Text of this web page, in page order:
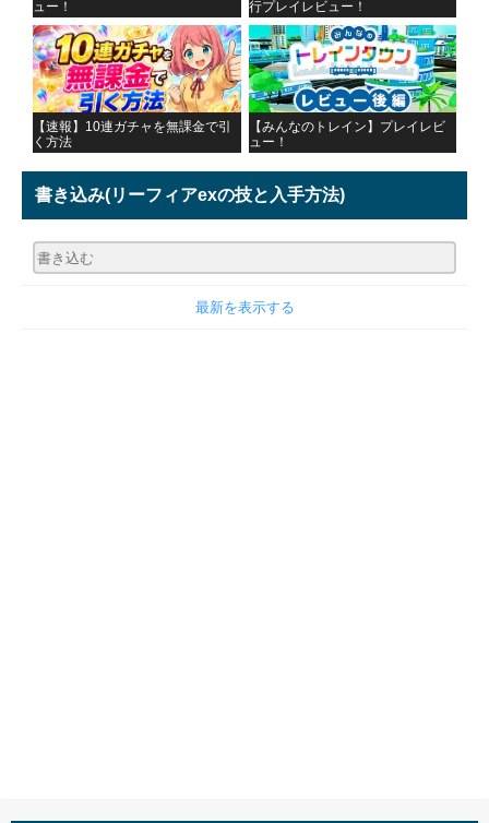
ュー！ 行プレイレビュー！
【速報】10連ガチャを無課金で引
く方法
【みんなのトレイン】プレイレビ
ュー！
書き込み(リーフィアexの技と入手方法)
最新を表示する